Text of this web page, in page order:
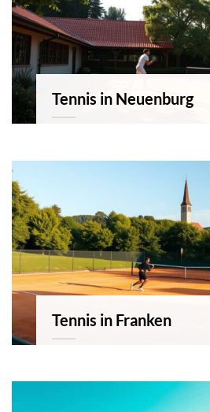
Tennis in Neuenburg
Tennis in Franken